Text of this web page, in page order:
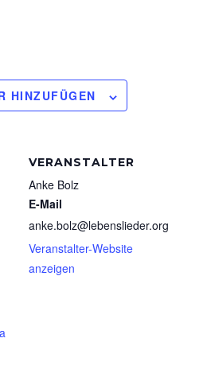
HINZUFÜGEN
VERANSTALTER
Anke Bolz
E-Mail
anke.bolz@lebenslieder.org
Veranstalter-Website
anzeigen